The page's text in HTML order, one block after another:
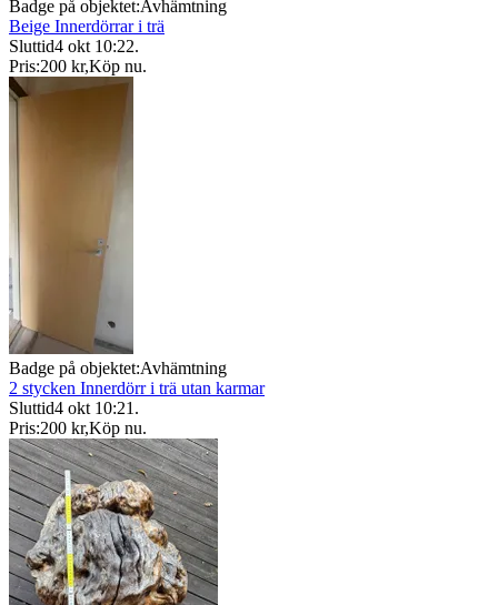
Badge på objektet:Avhämtning
Beige Innerdörrar i trä
Sluttid4 okt 10:22.
Pris:200 kr,Köp nu.
Badge på objektet:Avhämtning
2 stycken Innerdörr i trä utan karmar
Sluttid4 okt 10:21 .
Pris:200 kr,Köp nu.